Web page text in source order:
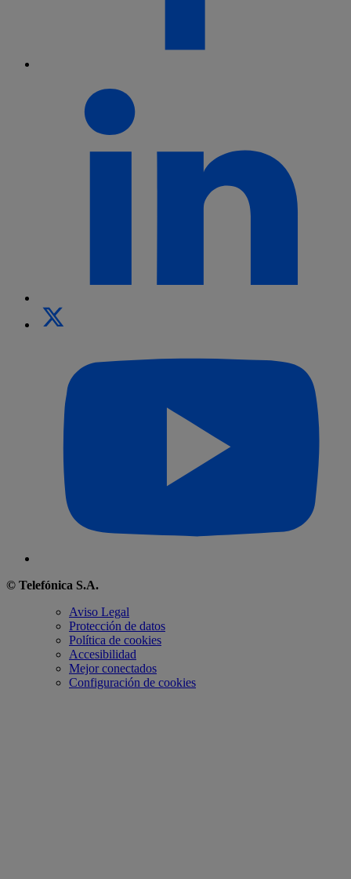
© Telefónica S.A.
Aviso Legal
Protección de datos
Política de cookies
Accesibilidad
Mejor conectados
Configuración de cookies